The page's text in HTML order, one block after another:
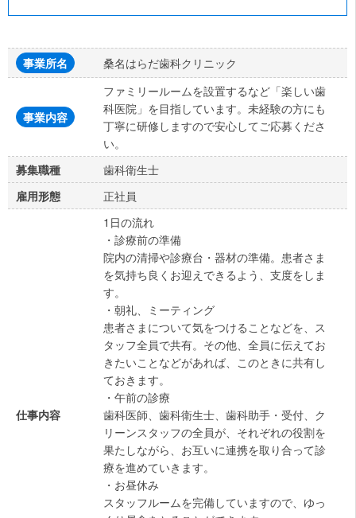
事業所名 桑名はらだ歯科クリニック
事業内容
ファミリールームを設置するなど「楽しい歯
科医院」を目指しています。未経験の方にも
丁寧に研修しますので安心してご応募くださ
い。
募集職種 歯科衛生士
雇用形態 正社員
仕事内容
1日の流れ
・診療前の準備
院内の清掃や診療台・器材の準備。患者さま
を気持ち良くお迎えできるよう、支度をしま
す。
・朝礼、ミーティング
患者さまについて気をつけることなどを、ス
タッフ全員で共有。その他、全員に伝えてお
きたいことなどがあれば、このときに共有し
ておきます。
・午前の診療
歯科医師、歯科衛生士、歯科助手・受付、ク
リーンスタッフの全員が、それぞれの役割を
果たしながら、お互いに連携を取り合って診
療を進めていきます。
・お昼休み
スタッフルームを完備していますので、ゆっ